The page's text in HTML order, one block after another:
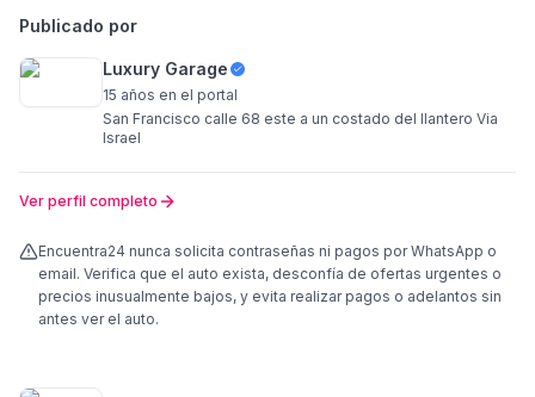
Publicado por
Luxury Garage
15 años en el portal
San Francisco calle 68 este a un costado del llantero Via
Israel
Ver perfil completo
Encuentra24 nunca solicita contraseñas ni pagos por WhatsApp o
email. Verifica que el auto exista, desconfía de ofertas urgentes o
precios inusualmente bajos, y evita realizar pagos o adelantos sin
antes ver el auto.